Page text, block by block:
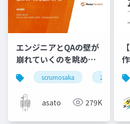
エンジニアとQAの壁が
崩れていくのを眺めて
いた #scrumosaka
scrumosaka 2024
asato 279K